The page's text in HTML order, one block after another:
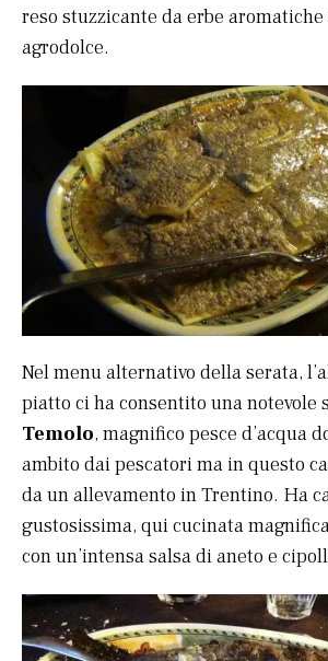
reso stuzzicante da erbe
agrodolce.
Nel menu alternativo della serata,
piatto ci ha consentito una notevole
Temolo, magnifico pesce d’acqua
ambito dai pescatori ma in questo
da un allevamento in Trentino. Ha
gustosissima, qui cucinata
con un’intensa salsa di aneto e